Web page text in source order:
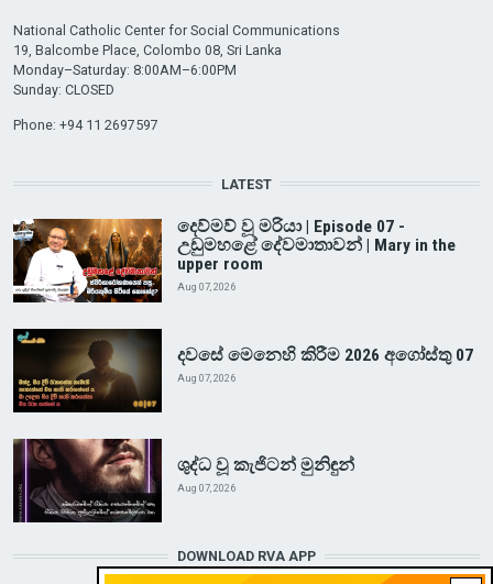
National Catholic Center for Social Communications
19, Balcombe Place, Colombo 08, Sri Lanka
Monday–Saturday: 8:00AM–6:00PM
Sunday: CLOSED
Phone: +94 11 2697597
LATEST
දෙව්මව් වූ මරියා | Episode 07 -
උඩුමහළේ දේවමාතාවන් | Mary in the
upper room
Aug 07, 2026
දවසේ මෙනෙහි කිරීම 2026 අගෝස්තු 07
Aug 07, 2026
ශුද්ධ වූ කැජිටන් මුනිඳුන්
Aug 07, 2026
DOWNLOAD RVA APP